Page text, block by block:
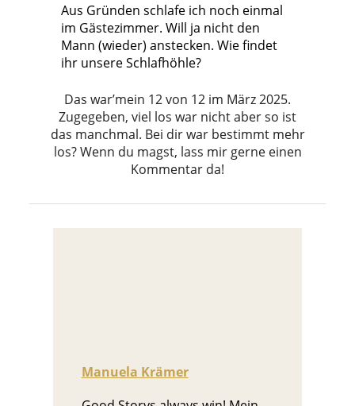
Aus Gründen schlafe ich noch einmal
im Gästezimmer. Will ja nicht den
Mann (wieder) anstecken. Wie findet
ihr unsere Schlafhöhle?
Das war’mein 12 von 12 im März 2025.
Zugegeben, viel los war nicht aber so ist
das manchmal. Bei dir war bestimmt mehr
los? Wenn du magst, lass mir gerne einen
Kommentar da!
Manuela Krämer